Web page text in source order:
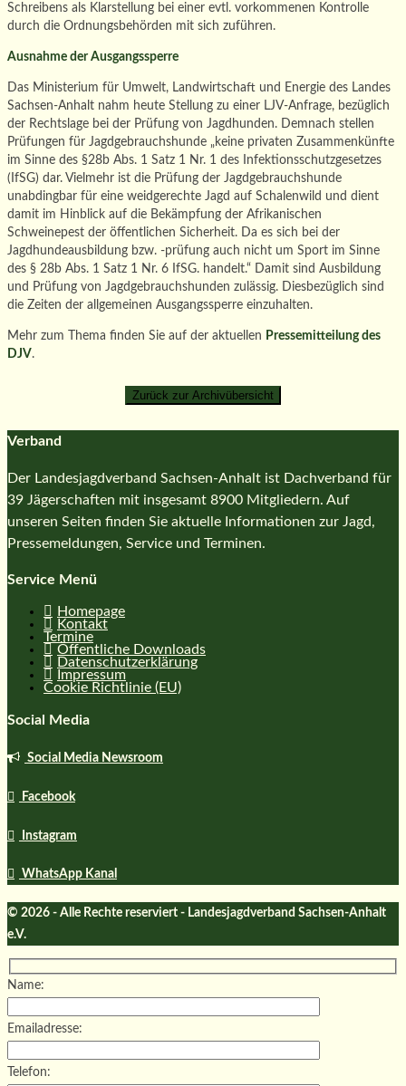
Schreibens als Klarstellung bei einer evtl. vorkommenen Kontrolle
durch die Ordnungsbehörden mit sich zuführen.
Ausnahme der Ausgangssperre
Das Ministerium für Umwelt, Landwirtschaft und Energie des Landes
Sachsen-Anhalt nahm heute Stellung zu einer LJV-Anfrage, bezüglich
der Rechtslage bei der Prüfung von Jagdhunden. Demnach stellen
Prüfungen für Jagdgebrauchshunde „keine privaten Zusammenkünfte
im Sinne des §28b Abs. 1 Satz 1 Nr. 1 des Infektionsschutzgesetzes
(IfSG) dar. Vielmehr ist die Prüfung der Jagdgebrauchshunde
unabdingbar für eine weidgerechte Jagd auf Schalenwild und dient
damit im Hinblick auf die Bekämpfung der Afrikanischen
Schweinepest der öffentlichen Sicherheit. Da es sich bei der
Jagdhundeausbildung bzw. -prüfung auch nicht um Sport im Sinne
des § 28b Abs. 1 Satz 1 Nr. 6 IfSG. handelt.“ Damit sind Ausbildung
und Prüfung von Jagdgebrauchshunden zulässig. Diesbezüglich sind
die Zeiten der allgemeinen Ausgangssperre einzuhalten.
Mehr zum Thema finden Sie auf der aktuellen Pressemitteilung des
DJV.
Verband
Der Landesjagdverband Sachsen-Anhalt ist Dachverband für
39 Jägerschaften mit insgesamt 8900 Mitgliedern. Auf
unseren Seiten finden Sie aktuelle Informationen zur Jagd,
Pressemeldungen, Service und Terminen.
Service Menü
Homepage
Kontakt
Termine
Öffentliche Downloads
Datenschutzerklärung
Impressum
Cookie Richtlinie (EU)
Social Media
Social Media Newsroom
Facebook
Instagram
WhatsApp Kanal
© 2026 - Alle Rechte reserviert - Landesjagdverband Sachsen-Anhalt
e.V.
Name:
Emailadresse:
Telefon: